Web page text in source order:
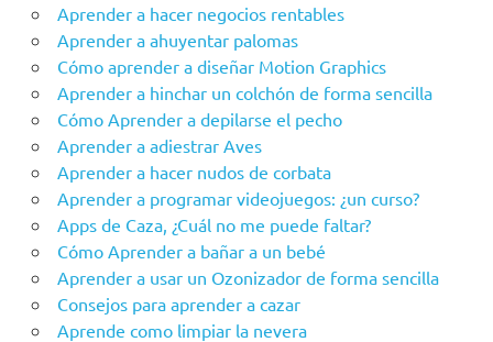
Aprender a hacer negocios rentables
Aprender a ahuyentar palomas
Cómo aprender a diseñar Motion Graphics
Aprender a hinchar un colchón de forma sencilla
Cómo Aprender a depilarse el pecho
Aprender a adiestrar Aves
Aprender a hacer nudos de corbata
Aprender a programar videojuegos: ¿un curso?
Apps de Caza, ¿Cuál no me puede faltar?
Cómo Aprender a bañar a un bebé
Aprender a usar un Ozonizador de forma sencilla
Consejos para aprender a cazar
Aprende como limpiar la nevera